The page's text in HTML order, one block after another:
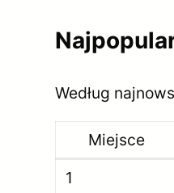
Według
Miejsce
1